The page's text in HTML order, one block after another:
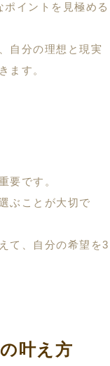
イントを見極める
自分の理想と現実
ます。
要です。
ぶことが大切で
て、自分の希望を3
叶え方